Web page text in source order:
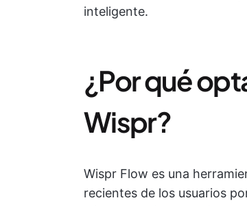
inteligente.
¿Por qué
Wispr?
Wispr Flow es una
recientes de los usuarios